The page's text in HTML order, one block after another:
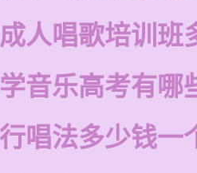
人唱歌培训班
音乐高考有哪
唱法多少钱一